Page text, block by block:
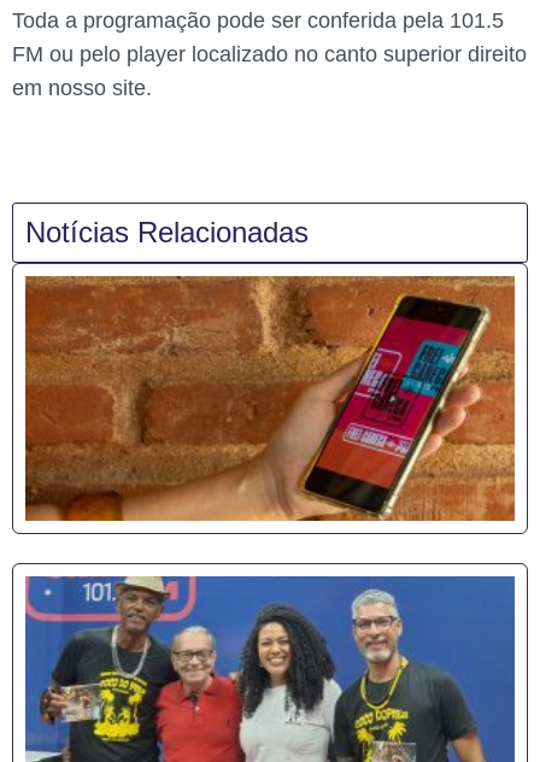
Toda a programação pode ser conferida pela 101.5
FM ou pelo player localizado no canto superior direito
em nosso site.
Notícias Relacionadas